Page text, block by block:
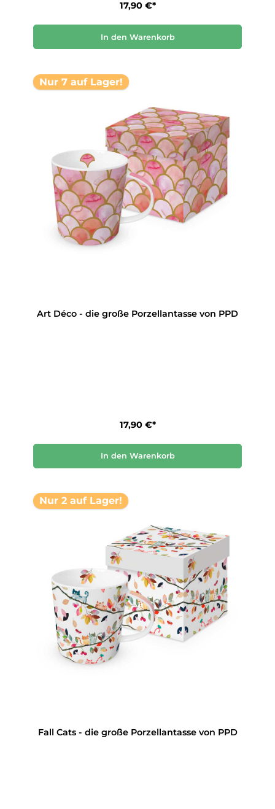
17,90 €*
In den Warenkorb
Nur 7 auf Lager!
Art Déco - die große Porzellantasse von PPD
17,90 €*
In den Warenkorb
Nur 2 auf Lager!
Fall Cats - die große Porzellantasse von PPD